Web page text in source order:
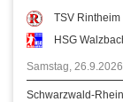
TSV Rintheim
HSG
Samstag, 26.9.2026
Schwarzwald-